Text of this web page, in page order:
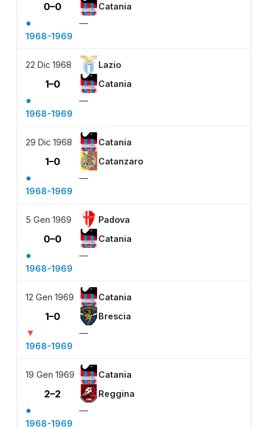
0–0 Catania
●
—
1968-1969
22 Dic 1968 Lazio
1–0 Catania
●
—
1968-1969
29 Dic 1968 Catania
1–0 Catanzaro
●
—
1968-1969
5 Gen 1969 Padova
0–0 Catania
●
—
1968-1969
12 Gen 1969 Catania
1–0 Brescia
▼
—
1968-1969
19 Gen 1969 Catania
2–2 Reggina
●
—
1968-1969